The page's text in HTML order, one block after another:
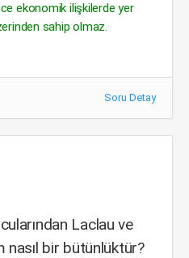
ekonomik ilişkilerde yer
sahip olmaz.
Soru Detay
Laclau ve
bir bütünlüktür?